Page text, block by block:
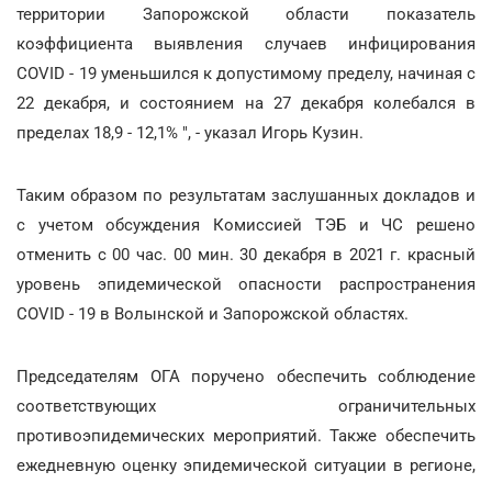
территории Запорожской области показатель
коэффициента выявления случаев инфицирования
COVID - 19 уменьшился к допустимому пределу, начиная с
22 декабря, и состоянием на 27 декабря колебался в
пределах 18,9 - 12,1% ", - указал Игорь Кузин.
Таким образом по результатам заслушанных докладов и
с учетом обсуждения Комиссией ТЭБ и ЧС решено
отменить с 00 час. 00 мин. 30 декабря в 2021 г. красный
уровень эпидемической опасности распространения
COVID - 19 в Волынской и Запорожской областях.
Председателям ОГА поручено обеспечить соблюдение
соответствующих ограничительных
противоэпидемических мероприятий. Также обеспечить
ежедневную оценку эпидемической ситуации в регионе,